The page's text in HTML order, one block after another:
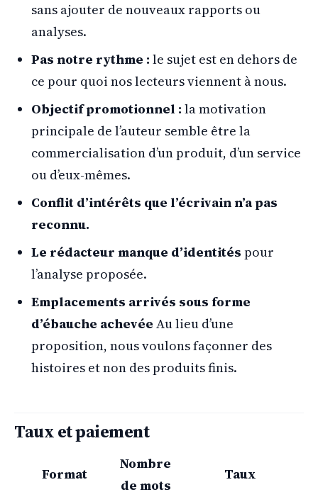
sans ajouter de nouveaux rapports ou
analyses.
Pas notre rythme : le sujet est en dehors de
ce pour quoi nos lecteurs viennent à nous.
Objectif promotionnel : la motivation
principale de l’auteur semble être la
commercialisation d’un produit, d’un service
ou d’eux-mêmes.
Conflit d’intérêts que l’écrivain n’a pas
reconnu.
Le rédacteur manque d’identités pour
l’analyse proposée.
Emplacements arrivés sous forme
d’ébauche achevée Au lieu d’une
proposition, nous voulons façonner des
histoires et non des produits finis.
Taux et paiement
Format
Nombre
de mots
Taux